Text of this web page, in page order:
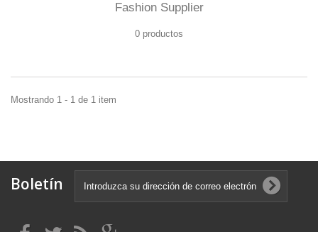
Fashion Supplier
0 productos
Mostrando 1 - 1 de 1 item
Boletín